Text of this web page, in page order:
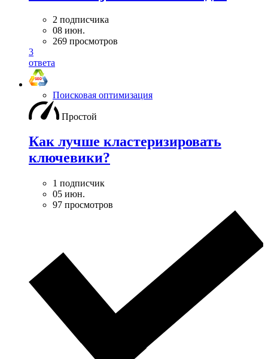
2 подписчика
08 июн.
269 просмотров
3
ответа
Поисковая оптимизация
Простой
Как лучше кластеризировать
ключевики?
1 подписчик
05 июн.
97 просмотров